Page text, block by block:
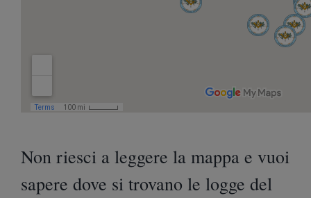
Non riesci a leggere la mappa e vuoi
sapere dove si trovano le logge del